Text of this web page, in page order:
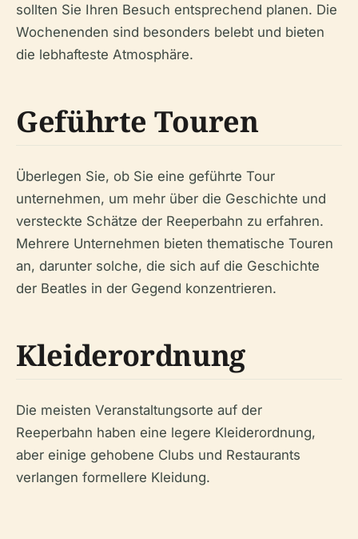
sollten Sie Ihren Besuch entsprechend planen. Die
Wochenenden sind besonders belebt und bieten
die lebhafteste Atmosphäre.
Geführte Touren
Überlegen Sie, ob Sie eine geführte Tour
unternehmen, um mehr über die Geschichte und
versteckte Schätze der Reeperbahn zu erfahren.
Mehrere Unternehmen bieten thematische Touren
an, darunter solche, die sich auf die Geschichte
der Beatles in der Gegend konzentrieren.
Kleiderordnung
Die meisten Veranstaltungsorte auf der
Reeperbahn haben eine legere Kleiderordnung,
aber einige gehobene Clubs und Restaurants
verlangen formellere Kleidung.